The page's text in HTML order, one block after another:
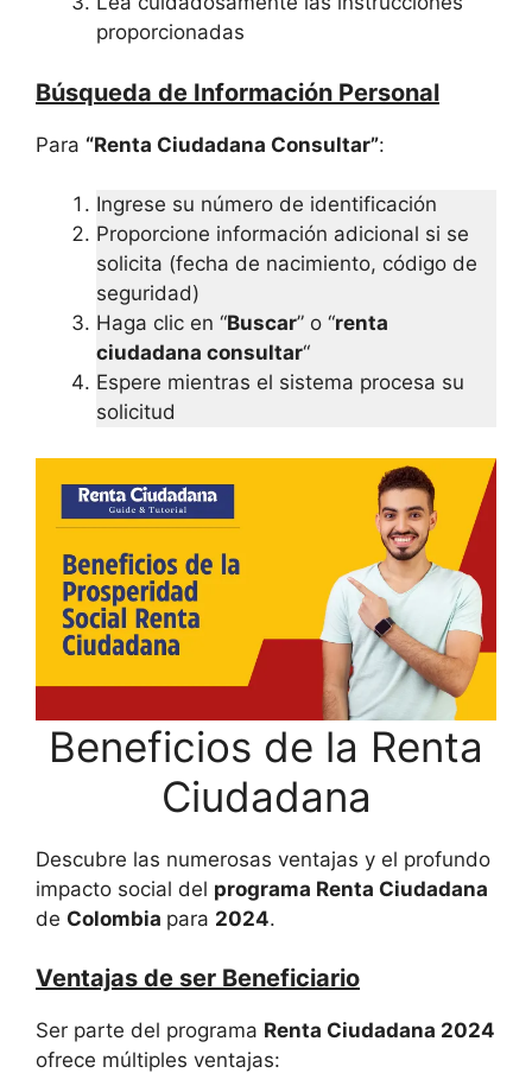
proporcionadas
Búsqueda de Información Personal
Para “Renta Ciudadana Consultar”:
Ingrese su número de identificación
Proporcione información adicional si se
solicita (fecha de nacimiento, código de
seguridad)
Haga clic en “Buscar” o “renta
ciudadana consultar“
Espere mientras el sistema procesa su
solicitud
Beneficios de la Renta
Ciudadana
Descubre las numerosas ventajas y el profundo
impacto social del programa Renta Ciudadana
de Colombia para 2024.
Ventajas de ser Beneficiario
Ser parte del programa Renta Ciudadana 2024
ofrece múltiples ventajas: